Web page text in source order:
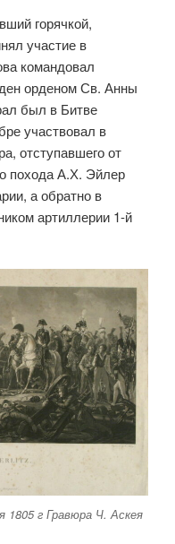
горячкой,
участие в
командовал
орденом Св. Анны
был в Битве
участвовал в
отступавшего от
похода А.Х. Эйлер
а обратно в
артиллерии 1-й
1805 г Гравюра Ч. Аскея